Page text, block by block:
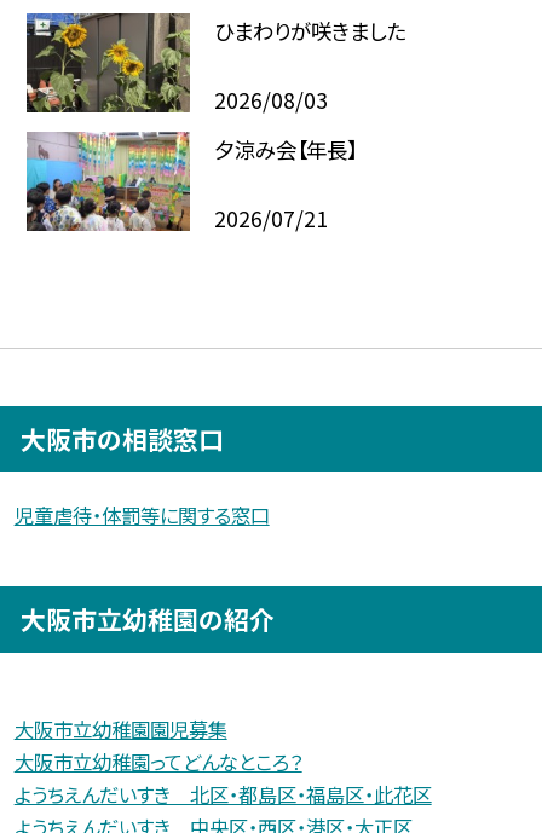
ひまわりが咲きました
2026/08/03
夕涼み会【年長】
2026/07/21
大阪市の相談窓口
児童虐待・体罰等に関する窓口
大阪市立幼稚園の紹介
大阪市立幼稚園園児募集
大阪市立幼稚園ってどんなところ？
ようちえんだいすき 北区・都島区・福島区・此花区
ようちえんだいすき 中央区・西区・港区・大正区